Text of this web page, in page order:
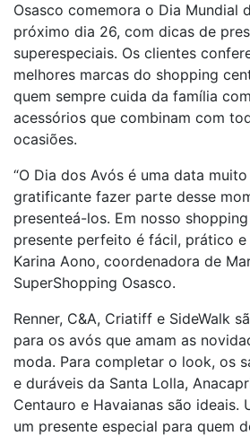
Osasco comemora o Dia Mundial
próximo dia 26, com dicas de
superespeciais. Os clientes
melhores marcas do shopping
quem sempre cuida da família
acessórios que combinam com
ocasiões.
“O Dia dos Avós é uma data
gratificante fazer parte desse
presenteá-los. Em nosso
presente perfeito é fácil, prático e
Karina Aono, coordenadora de
SuperShopping Osasco.
Renner, C&A, Criatiff e SideWalk
para os avós que amam as
moda. Para completar o look, os
e duráveis da Santa Lolla,
Centauro e Havaianas são ideais.
um presente especial para quem